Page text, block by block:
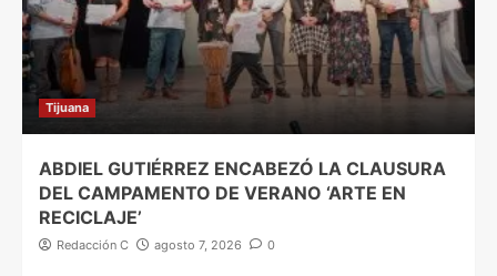
Tijuana
ABDIEL GUTIÉRREZ ENCABEZÓ LA CLAUSURA
DEL CAMPAMENTO DE VERANO ‘ARTE EN
RECICLAJE’
Redacción C agosto 7, 2026 0